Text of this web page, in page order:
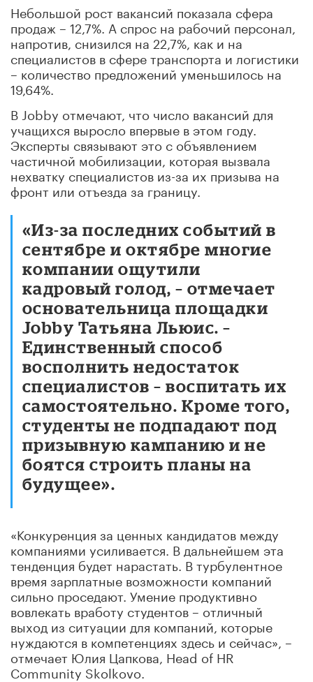
Небольшой рост вакансий показала сфера
продаж – 12,7%. А спрос на рабочий персонал,
напротив, снизился на 22,7%, как и на
специалистов в сфере транспорта и логистики
– количество предложений уменьшилось на
19,64%.
В Jobby отмечают, что число вакансий для
учащихся выросло впервые в этом году.
Эксперты связывают это с объявлением
частичной мобилизации, которая вызвала
нехватку специалистов из-за их призыва на
фронт или отъезда за границу.
«Из-за последних событий в
сентябре и октябре многие
компании ощутили
кадровый голод, – отмечает
основательница площадки
Jobby Татьяна Льюис. –
Единственный способ
восполнить недостаток
специалистов – воспитать их
самостоятельно. Кроме того,
студенты не подпадают под
призывную кампанию и не
боятся строить планы на
будущее».
«Конкуренция за ценных кандидатов между
компаниями усиливается. В дальнейшем эта
тенденция будет нарастать. В турбулентное
время зарплатные возможности компаний
сильно проседают. Умение продуктивно
вовлекать вработу студентов – отличный
выход из ситуации для компаний, которые
нуждаются в компетенциях здесь и сейчас», –
отмечает Юлия Цапкова, Head of HR
Community Skolkovo.